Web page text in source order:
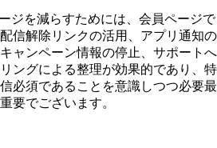
ジを減らすためには、会員ページで
信解除リンクの活用、アプリ通知の
ャンペーン情報の停止、サポートへ
ングによる整理が効果的であり、特
必須であることを意識しつつ必要最
要でございます。